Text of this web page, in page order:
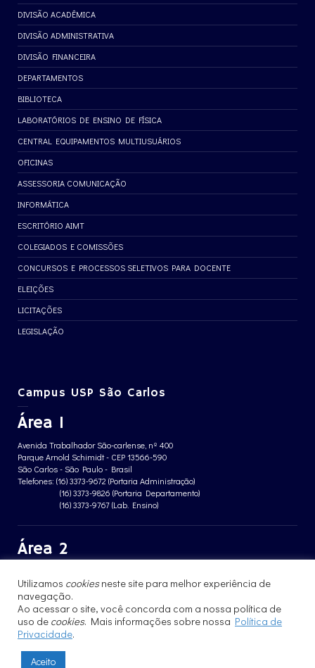
DIVISÃO ACADÊMICA
DIVISÃO ADMINISTRATIVA
DIVISÃO FINANCEIRA
DEPARTAMENTOS
BIBLIOTECA
LABORATÓRIOS DE ENSINO DE FÍSICA
CENTRAL EQUIPAMENTOS MULTIUSUÁRIOS
OFICINAS
ASSESSORIA COMUNICAÇÃO
INFORMÁTICA
ESCRITÓRIO AIMT
COLEGIADOS E COMISSÕES
CONCURSOS E PROCESSOS SELETIVOS PARA DOCENTE
ELEIÇÕES
LICITAÇÕES
LEGISLAÇÃO
Campus USP São Carlos
Área 1
Avenida Trabalhador São-carlense, nº 400
Parque Arnold Schimidt - CEP 13566-590
São Carlos - São Paulo - Brasil
Telefones: (16) 3373-9672 (Portaria Administração)
(16) 3373-9826 (Portaria Departamento)
(16) 3373-9767 (Lab. Ensino)
Área 2
Jardim Santa Angelina - CEP 13563-120
São Carlos - São Paulo - Brasil
Telefone: (16) 3373-8068 (Portaria prédio CFBio)
(16) 3364-8070 (Portaria prédio poloTErRA)
Utilizamos cookiesneste site para melhor experiência de
navegação.
Ao acessar o site, você concorda com a nossa política de
uso de cookies. Mais informações sobre nossa Política de
Privacidade.
Aceito